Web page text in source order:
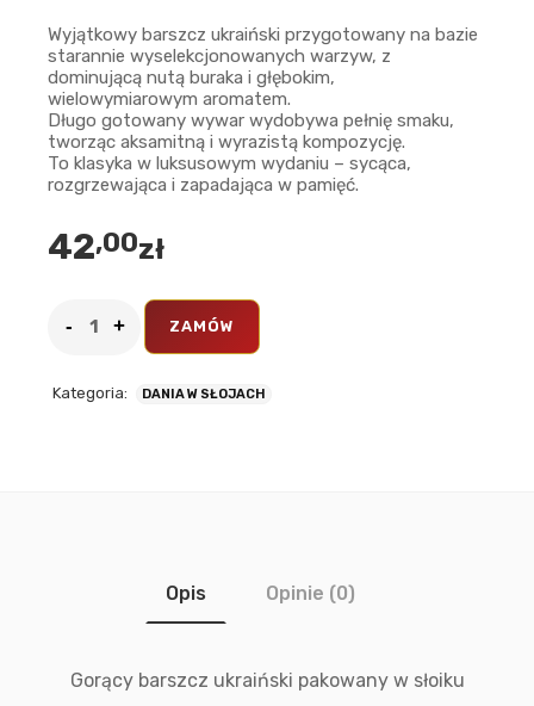
Wyjątkowy barszcz ukraiński przygotowany na bazie
starannie wyselekcjonowanych warzyw, z
dominującą nutą buraka i głębokim,
wielowymiarowym aromatem.
Długo gotowany wywar wydobywa pełnię smaku,
tworząc aksamitną i wyrazistą kompozycję.
To klasyka w luksusowym wydaniu – sycąca,
rozgrzewająca i zapadająca w pamięć.
42,00zł
ZAMÓW
Kategoria: DANIA W SŁOJACH
Opis Opinie (0)
Gorący barszcz ukraiński pakowany w słoiku